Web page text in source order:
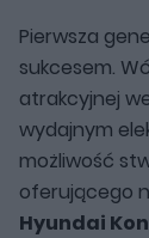
Pierwsza
sukcesem.
atrakcyjnej
wydajnym
możliwość
oferującego
Hyundai